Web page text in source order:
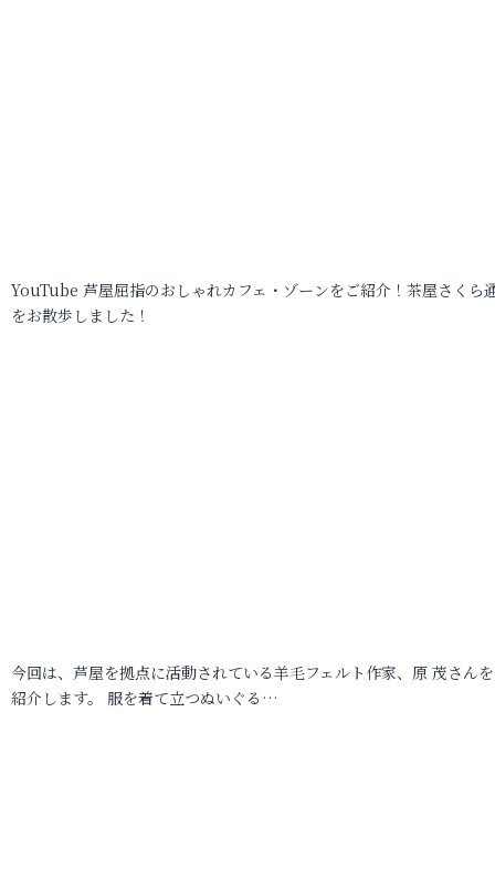
YouTube 芦屋屈指のおしゃれカフェ・ゾーンをご紹介！茶屋さくら
をお散歩しました！
今回は、芦屋を拠点に活動されている羊毛フェルト作家、原 茂さん
紹介します。 服を着て立つぬいぐる…